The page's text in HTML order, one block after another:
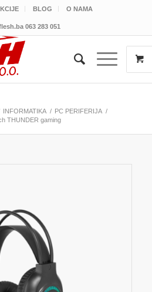
BLOG O NAMA
063 283 051
INFORMATIKA / PC PERIFERIJA /
THUNDER gaming